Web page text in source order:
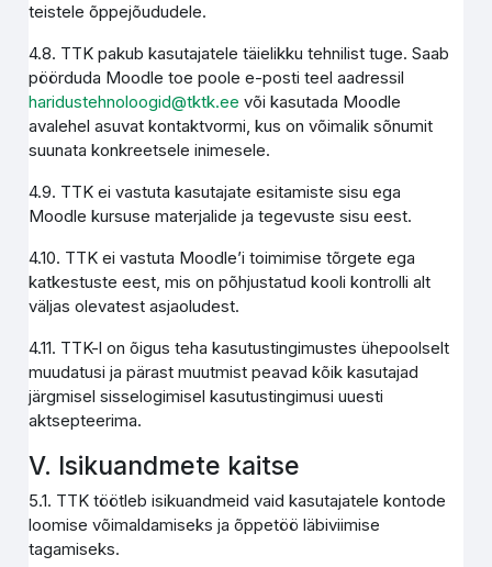
teistele õppejõududele.
4.8. TTK pakub kasutajatele täielikku tehnilist tuge. Saab
pöörduda Moodle toe poole e-posti teel aadressil
haridustehnoloogid@tktk.ee või kasutada Moodle
avalehel asuvat kontaktvormi, kus on võimalik sõnumit
suunata konkreetsele inimesele.
4.9. TTK ei vastuta kasutajate esitamiste sisu ega
Moodle kursuse materjalide ja tegevuste sisu eest.
4.10. TTK ei vastuta Moodle’i toimimise tõrgete ega
katkestuste eest, mis on põhjustatud kooli kontrolli alt
väljas olevatest asjaoludest.
4.11. TTK-l on õigus teha kasutustingimustes ühepoolselt
muudatusi ja pärast muutmist peavad kõik kasutajad
järgmisel sisselogimisel kasutustingimusi uuesti
aktsepteerima.
V. Isikuandmete kaitse
5.1. TTK töötleb isikuandmeid vaid kasutajatele kontode
loomise võimaldamiseks ja õppetöö läbiviimise
tagamiseks.